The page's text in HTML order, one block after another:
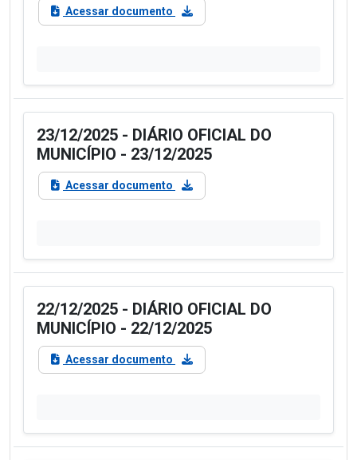
Acessar documento
23/12/2025 - DIÁRIO OFICIAL DO
MUNICÍPIO - 23/12/2025
Acessar documento
22/12/2025 - DIÁRIO OFICIAL DO
MUNICÍPIO - 22/12/2025
Acessar documento